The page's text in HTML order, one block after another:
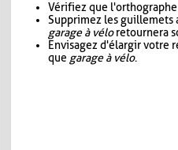
Vérifiez que
Supprimez les guillemets
garage à véloretournera
Envisagez d'élargir votre
que garage à vélo.